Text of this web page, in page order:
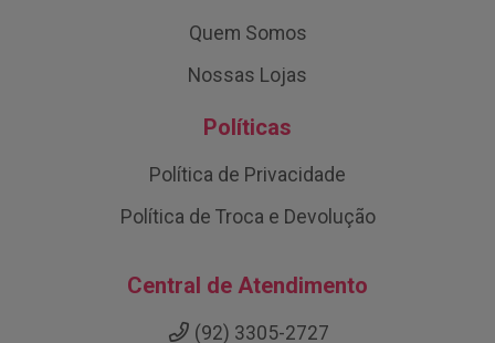
Quem Somos
Nossas Lojas
Políticas
Política de Privacidade
Política de Troca e Devolução
Central de Atendimento
(92) 3305-2727